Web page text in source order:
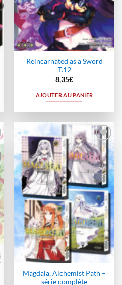
Reincarnated as a Sword
T.12
8,35€
AJOUTER AU PANIER
Ajouter
à la
wishlist
Magdala, Alchemist Path –
série complète